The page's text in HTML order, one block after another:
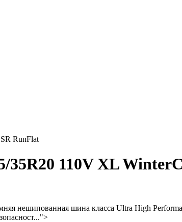
RunFlat
110V XL
нешипованная шина класса Ultra High